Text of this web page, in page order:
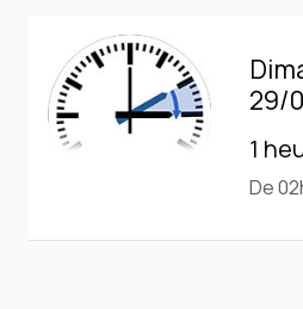
29/
1
De